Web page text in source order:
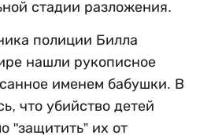
стадии разложения.
полиции Билла
нашли рукописное
именем бабушки. В
что убийство детей
"защитить” их от